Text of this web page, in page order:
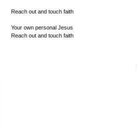
Reach out and touch faith
Your own personal Jesus
Reach out and touch faith